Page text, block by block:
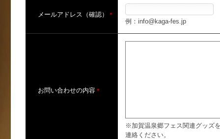
メールアドレス（確認） ＊
例：info@kaga-fes.jp
お問い合わせの内容 ＊
※加賀温泉郷フェス関連グッズ
連絡ください。